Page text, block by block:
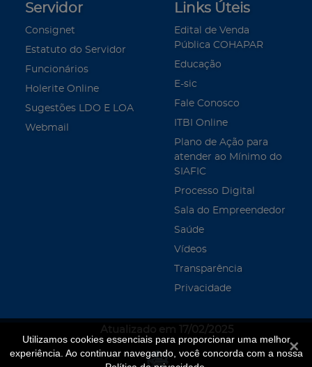
Utilizamos cookies essenciais para proporcionar uma melhor
experiência. Ao continuar navegando, você concorda com a nossa
Servidor
Consignet
Estatuto do Servidor
Funcionários
Holerite Online
Sugestões LDO E LOA
Webmail
Links Úteis
Edital de Venda
Pública COHAPAR
Educação
E-sic
Fale Conosco
ITBI Online
Plano de Ação para
atender ao Mínimo do
SIAFIC
Processo Digital
Sala do Empreendedor
Saúde
Vídeos
Transparência
Privacidade
Atualizado em 17/02/2025